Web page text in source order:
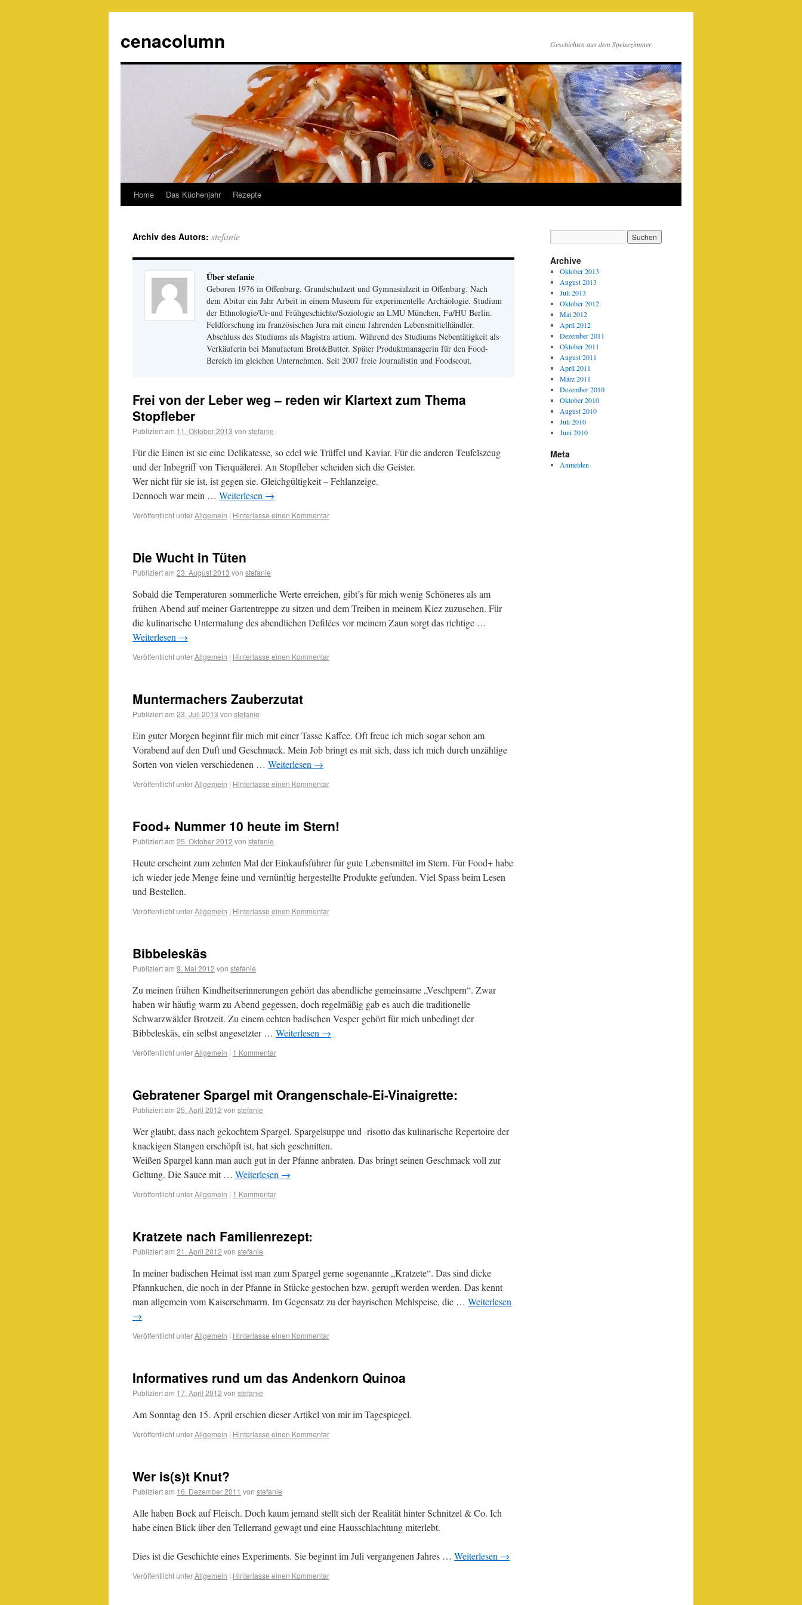
cenacolumn Geschichten aus dem Speisezimmer
Home Das Küchenjahr Rezepte
Archiv des Autors: stefanie
Über stefanie
Geboren 1976 in Offenburg. Grundschulzeit und Gymnasialzeit in Offenburg. Nach
dem Abitur ein Jahr Arbeit in einem Museum für experimentelle Archäologie. Studium
der Ethnologie/Ur-und Frühgeschichte/Soziologie an LMU München, Fu/HU Berlin.
Feldforschung im französischen Jura mit einem fahrenden Lebensmittelhändler.
Abschluss des Studiums als Magistra artium. Während des Studiums Nebentätigkeit als
Verkäuferin bei Manufactum Brot&Butter. Später Produktmanagerin für den Food-
Bereich im gleichen Unternehmen. Seit 2007 freie Journalistin und Foodscout.
Frei von der Leber weg – reden wir Klartext zum Thema
Stopfleber
Publiziert am 11. Oktober 2013 von stefanie
Für die Einen ist sie eine Delikatesse, so edel wie Trüffel und Kaviar. Für die anderen Teufelszeug
und der Inbegriff von Tierquälerei. An Stopfleber scheiden sich die Geister.
Wer nicht für sie ist, ist gegen sie. Gleichgültigkeit – Fehlanzeige.
Dennoch war mein … Weiterlesen →
Veröffentlicht unterAllgemein | Hinterlasse einen Kommentar
Die Wucht in Tüten
Publiziert am 23. August 2013 von stefanie
Sobald die Temperaturen sommerliche Werte erreichen, gibt’s für mich wenig Schöneres als am
frühen Abend auf meiner Gartentreppe zu sitzen und dem Treiben in meinem Kiez zuzusehen. Für
die kulinarische Untermalung des abendlichen Defilées vor meinem Zaun sorgt das richtige …
Weiterlesen →
Veröffentlicht unterAllgemein | Hinterlasse einen Kommentar
Muntermachers Zauberzutat
Publiziert am 23. Juli 2013 von stefanie
Ein guter Morgen beginnt für mich mit einer Tasse Kaffee. Oft freue ich mich sogar schon am
Vorabend auf den Duft und Geschmack. Mein Job bringt es mit sich, dass ich mich durch unzählige
Sorten von vielen verschiedenen … Weiterlesen →
Veröffentlicht unterAllgemein | Hinterlasse einen Kommentar
Food+ Nummer 10 heute im Stern!
Publiziert am 25. Oktober 2012 von stefanie
Heute erscheint zum zehnten Mal der Einkaufsführer für gute Lebensmittel im Stern. Für Food+ habe
ich wieder jede Menge feine und vernünftig hergestellte Produkte gefunden. Viel Spass beim Lesen
und Bestellen.
Veröffentlicht unterAllgemein | Hinterlasse einen Kommentar
Bibbeleskäs
Publiziert am 9. Mai 2012 von stefanie
Zu meinen frühen Kindheitserinnerungen gehört das abendliche gemeinsame „Veschpern“. Zwar
haben wir häufig warm zu Abend gegessen, doch regelmäßig gab es auch die traditionelle
Schwarzwälder Brotzeit. Zu einem echten badischen Vesper gehört für mich unbedingt der
Bibbeleskäs, ein selbst angesetzter … Weiterlesen →
Veröffentlicht unterAllgemein | 1 Kommentar
Gebratener Spargel mit Orangenschale-Ei-Vinaigrette:
Publiziert am 25. April 2012 von stefanie
Wer glaubt, dass nach gekochtem Spargel, Spargelsuppe und -risotto das kulinarische Repertoire der
knackigen Stangen erschöpft ist, hat sich geschnitten.
Weißen Spargel kann man auch gut in der Pfanne anbraten. Das bringt seinen Geschmack voll zur
Geltung. Die Sauce mit … Weiterlesen →
Veröffentlicht unterAllgemein | 1 Kommentar
Kratzete nach Familienrezept:
Publiziert am 21. April 2012 von stefanie
In meiner badischen Heimat isst man zum Spargel gerne sogenannte „Kratzete“. Das sind dicke
Pfannkuchen, die noch in der Pfanne in Stücke gestochen bzw. gerupft werden werden. Das kennt
man allgemein vom Kaiserschmarrn. Im Gegensatz zu der bayrischen Mehlspeise, die … Weiterlesen
→
Veröffentlicht unterAllgemein | Hinterlasse einen Kommentar
Informatives rund um das Andenkorn Quinoa
Publiziert am 17. April 2012 von stefanie
Am Sonntag den 15. April erschien dieser Artikel von mir im Tagespiegel.
Veröffentlicht unterAllgemein | Hinterlasse einen Kommentar
Wer is(s)t Knut?
Publiziert am 16. Dezember 2011 von stefanie
Alle haben Bock auf Fleisch. Doch kaum jemand stellt sich der Realität hinter Schnitzel & Co. Ich
habe einen Blick über den Tellerrand gewagt und eine Hausschlachtung miterlebt.
Dies ist die Geschichte eines Experiments. Sie beginnt im Juli vergangenen Jahres … Weiterlesen →
Veröffentlicht unterAllgemein | Hinterlasse einen Kommentar
Archive
Oktober 2013
August 2013
Juli 2013
Oktober 2012
Mai 2012
April 2012
Dezember 2011
Oktober 2011
August 2011
April 2011
März 2011
Dezember 2010
Oktober 2010
August 2010
Juli 2010
Juni 2010
Meta
Anmelden